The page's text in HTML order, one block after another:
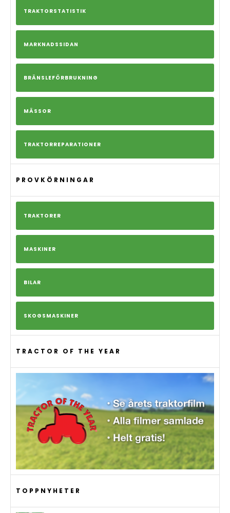
TRAKTORSTATISTIK
MARKNADSSIDAN
BRÄNSLEFÖRBRUKNING
MÄSSOR
TRAKTORREPARATIONER
PROVKÖRNINGAR
TRAKTORER
MASKINER
BILAR
SKOGSMASKINER
TRACTOR OF THE YEAR
TOPPNYHETER